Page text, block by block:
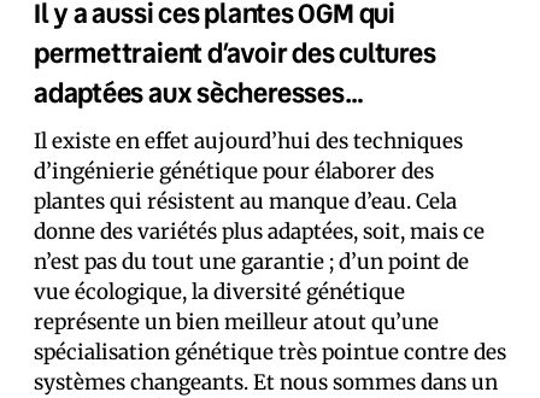
Il y a aussi ces plantes OGM qui
permettraient d’avoir des cultures
adaptées aux sècheresses…
Il existe en effet aujourd’hui des techniques
d’ingénierie génétique pour élaborer des
plantes qui résistent au manque d’eau. Cela
donne des variétés plus adaptées, soit, mais ce
n’est pas du tout une garantie ; d’un point de
vue écologique, la diversité génétique
représente un bien meilleur atout qu’une
spécialisation génétique très pointue contre des
systèmes changeants. Et nous sommes dans un